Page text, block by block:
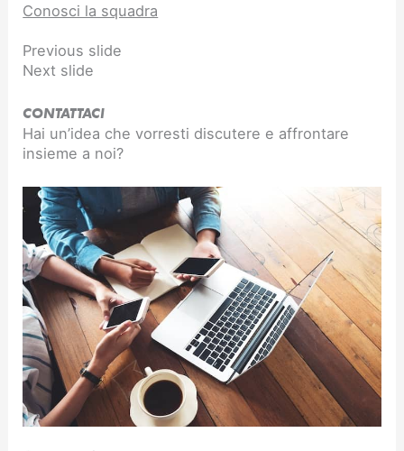
Conosci la squadra
Previous slide
Next slide
CONTATTACI
Hai un’idea che vorresti discutere e affrontare
insieme a noi?